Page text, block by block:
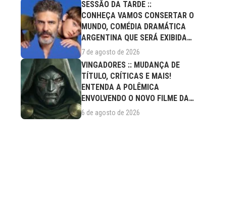
SESSÃO DA TARDE ::
CONHEÇA VAMOS CONSERTAR O
MUNDO, COMÉDIA DRAMÁTICA
ARGENTINA QUE SERÁ EXIBIDA
NESTA SEXTA (07/08)
7 de agosto de 2026
VINGADORES :: MUDANÇA DE
TÍTULO, CRÍTICAS E MAIS!
ENTENDA A POLÊMICA
ENVOLVENDO O NOVO FILME DA
MARVEL
6 de agosto de 2026